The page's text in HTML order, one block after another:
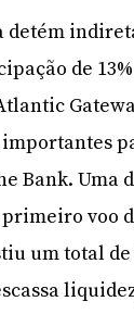
detém
de
Bank.
primeiro voo
um total